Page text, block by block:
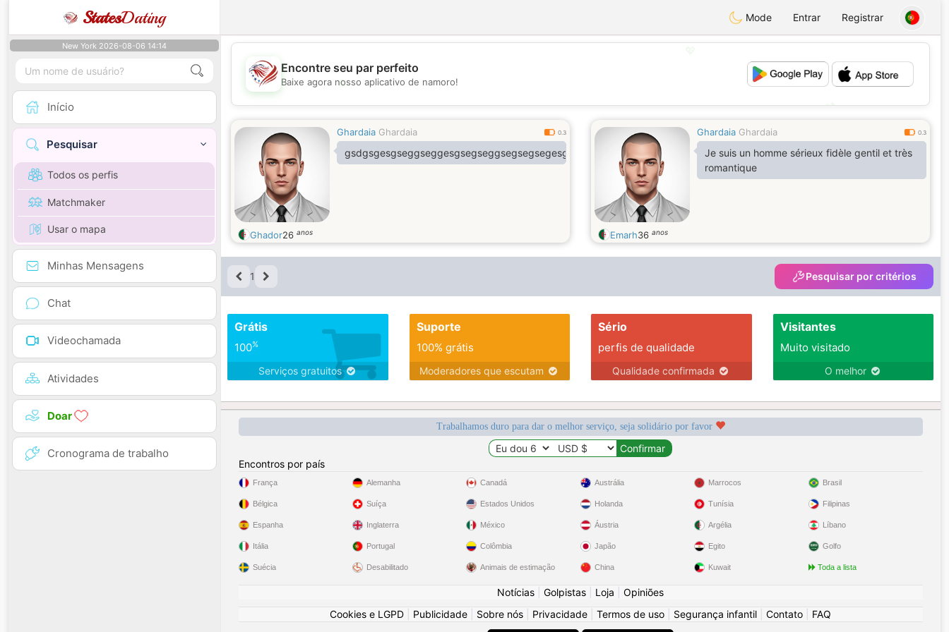
StatesDating Mode Entrar Registrar
New York 2026-08-06 14:14
Início
Pesquisar
Todos os perfis
Matchmaker
Usar o mapa
Minhas Mensagens
Chat
Videochamada
Atividades
Doar
Cronograma de trabalho
💖
💕
Encontre seu par perfeito
Baixe agora nosso aplicativo de namoro!
Ghardaia Ghardaia 0.3
gsdgsgesgseggseggesgsegseggsegsegsegesg
Ghador26 anos
Ghardaia Ghardaia 0.3
Je suis un homme sérieux fidèle gentil et très
romantique
Emarh36 anos
1 Pesquisar por critérios
Grátis
100%
Serviços gratuitos
Suporte
100% grátis
Moderadores que escutam
Sério
perfis de qualidade
Qualidade confirmada
Visitantes
Muito visitado
O melhor
Trabalhamos duro para dar o melhor serviço, seja solidário por favor
Encontros por país
França
Bélgica
Espanha
Itália
Suécia
Alemanha
Suíça
Inglaterra
Portugal
Desabilitado
Canadá
Estados Unidos
México
Colômbia
Animais de estimação
Austrália
Holanda
Áustria
Japão
China
Marrocos
Tunísia
Argélia
Egito
Kuwait
Brasil
Filipinas
Líbano
Golfo
Toda a lista
Notícias Golpistas Loja
Opiniões
Cookies e LGPD
Publicidade Sobre nós Privacidade Termos de uso Segurança infantil Contato FAQ